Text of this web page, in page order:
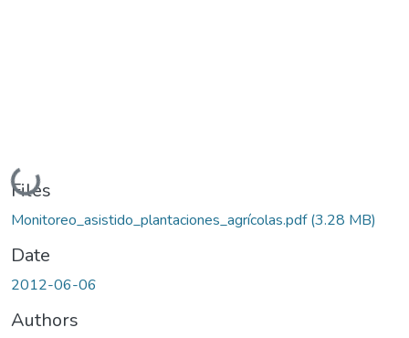
Loading...
Files
Monitoreo_asistido_plantaciones_agrícolas.pdf(3.28 MB)
Date
2012-06-06
Authors